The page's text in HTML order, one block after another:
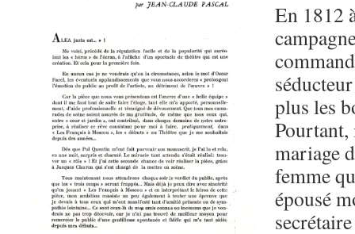
En 1812
plus les
mariage
femme
épousé